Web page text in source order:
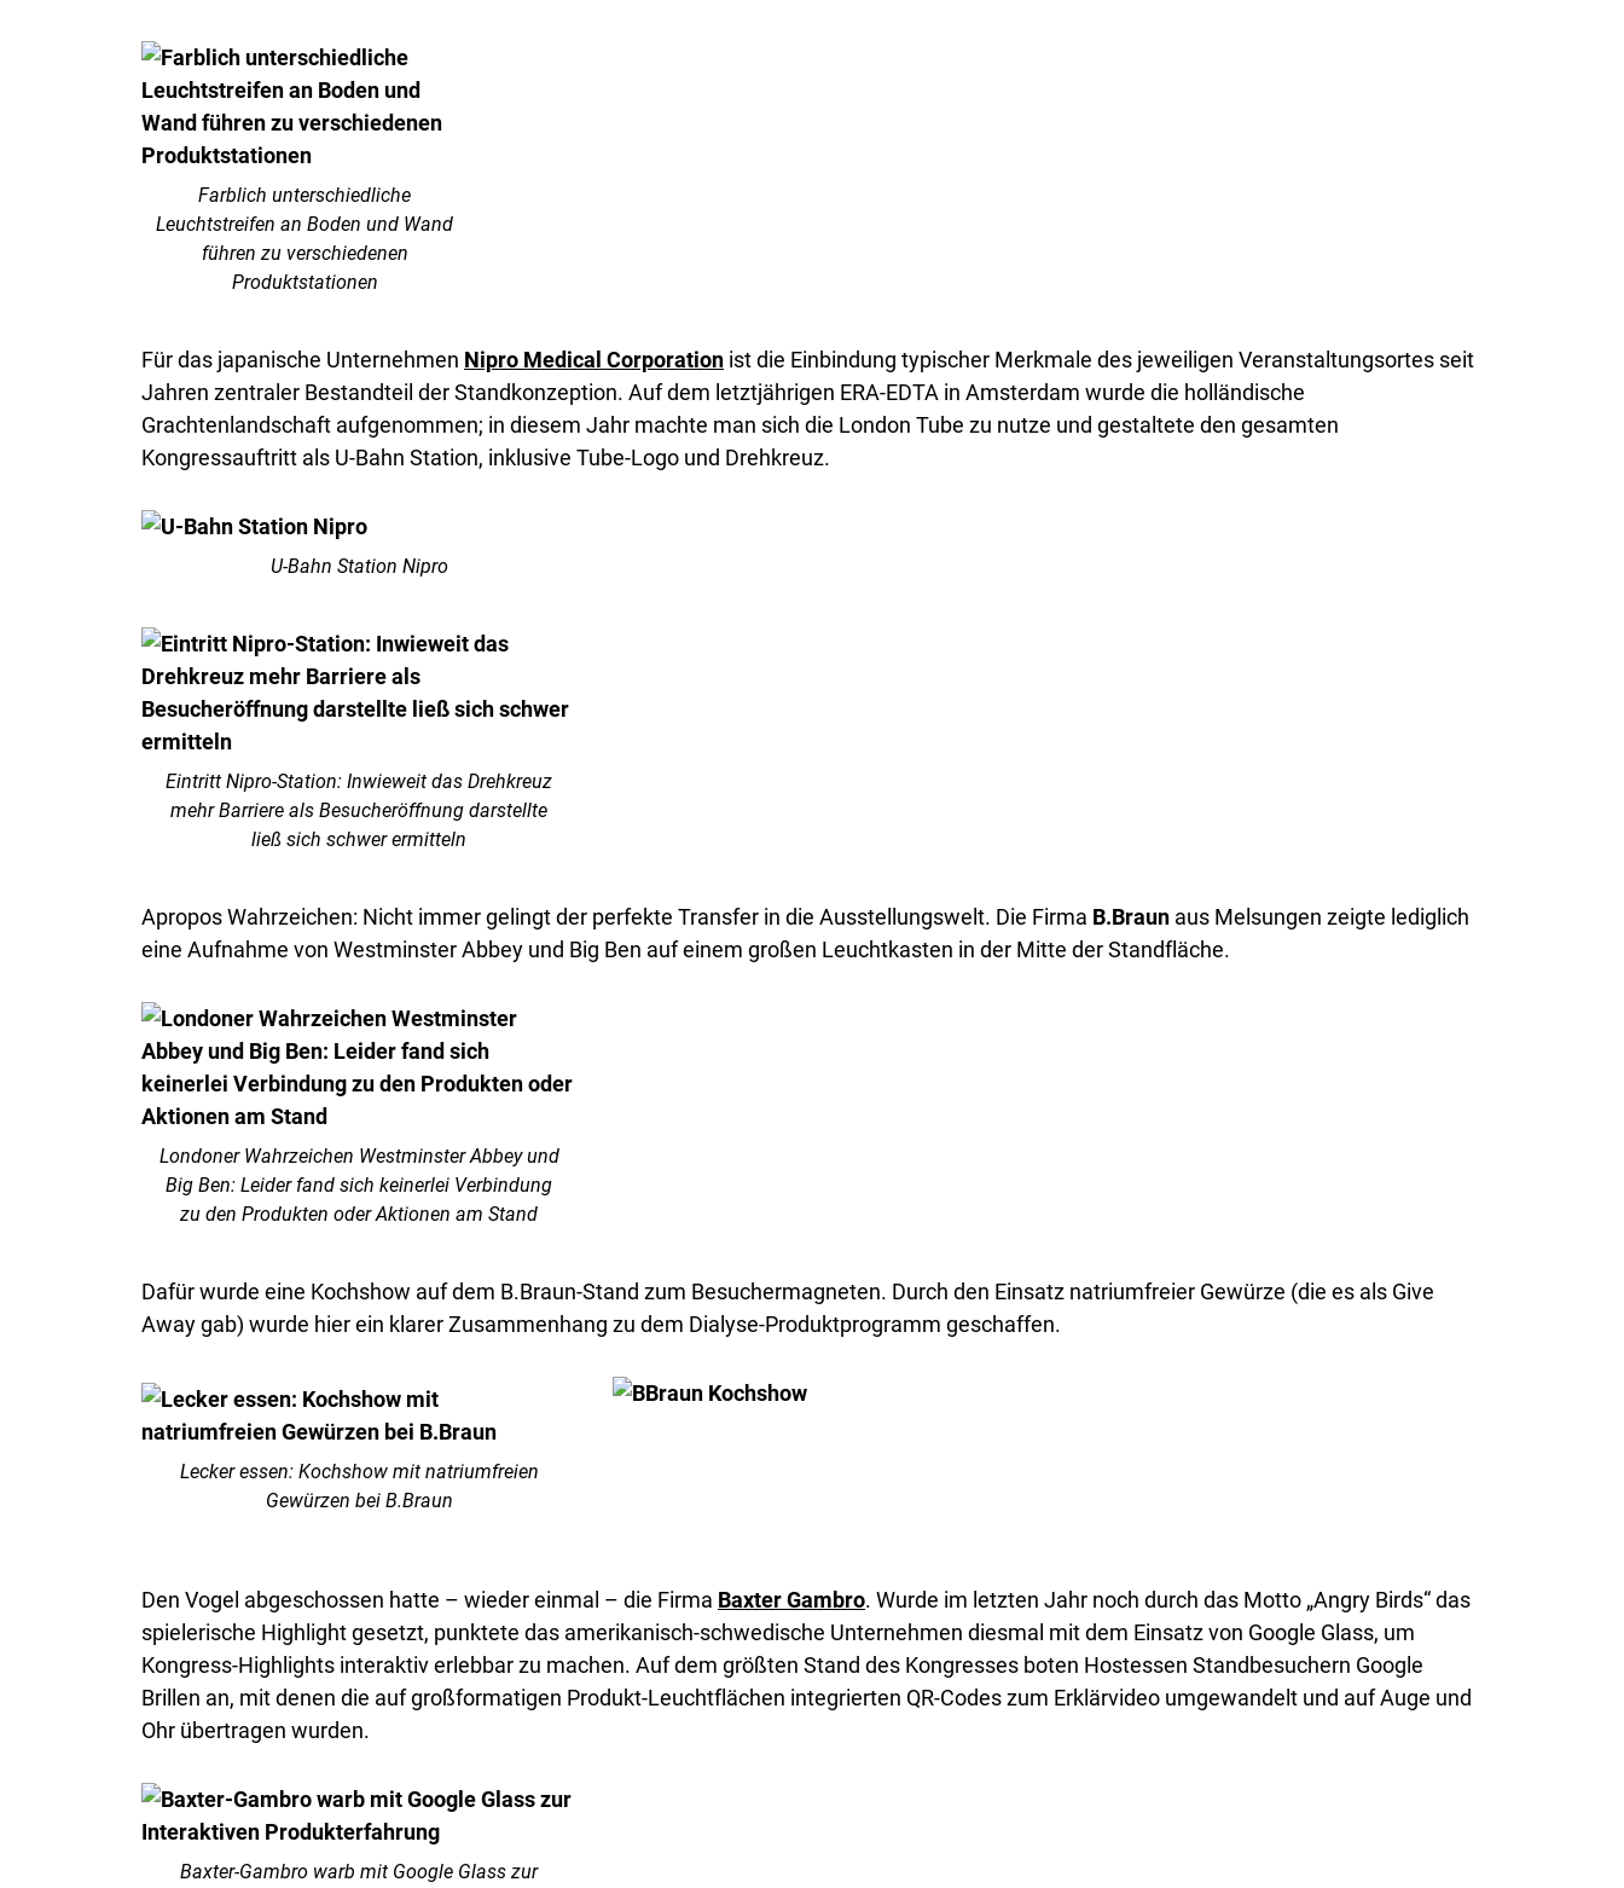
Farblich unterschiedliche
Leuchtstreifen an Boden und Wand
führen zu verschiedenen
Produktstationen
Für das japanische Unternehmen Nipro Medical Corporation ist die Einbindung typischer Merkmale des jeweiligen Veranstaltungsortes seit
Jahren zentraler Bestandteil der Standkonzeption. Auf dem letztjährigen ERA-EDTA in Amsterdam wurde die holländische
Grachtenlandschaft aufgenommen; in diesem Jahr machte man sich die London Tube zu nutze und gestaltete den gesamten
Kongressauftritt als U-Bahn Station, inklusive Tube-Logo und Drehkreuz.
U-Bahn Station Nipro
Eintritt Nipro-Station: Inwieweit das Drehkreuz
mehr Barriere als Besucheröffnung darstellte
ließ sich schwer ermitteln
Apropos Wahrzeichen: Nicht immer gelingt der perfekte Transfer in die Ausstellungswelt. Die Firma B.Braun aus Melsungen zeigte lediglich
eine Aufnahme von Westminster Abbey und Big Ben auf einem großen Leuchtkasten in der Mitte der Standfläche.
Londoner Wahrzeichen Westminster Abbey und
Big Ben: Leider fand sich keinerlei Verbindung
zu den Produkten oder Aktionen am Stand
Dafür wurde eine Kochshow auf dem B.Braun-Stand zum Besuchermagneten. Durch den Einsatz natriumfreier Gewürze (die es als Give
Away gab) wurde hier ein klarer Zusammenhang zu dem Dialyse-Produktprogramm geschaffen.
Lecker essen: Kochshow mit natriumfreien
Gewürzen bei B.Braun
Den Vogel abgeschossen hatte – wieder einmal – die Firma Baxter Gambro. Wurde im letzten Jahr noch durch das Motto „Angry Birds“ das
spielerische Highlight gesetzt, punktete das amerikanisch-schwedische Unternehmen diesmal mit dem Einsatz von Google Glass, um
Kongress-Highlights interaktiv erlebbar zu machen. Auf dem größten Stand des Kongresses boten Hostessen Standbesuchern Google
Brillen an, mit denen die auf großformatigen Produkt-Leuchtflächen integrierten QR-Codes zum Erklärvideo umgewandelt und auf Auge und
Ohr übertragen wurden.
Baxter-Gambro warb mit Google Glass zur